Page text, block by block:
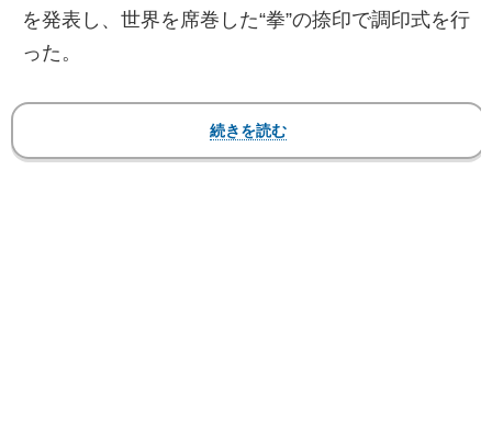
を発表し、世界を席巻した“拳”の捺印で調印式を行
った。
【フォト】クロフォード、右拳で調印！なんとTシ